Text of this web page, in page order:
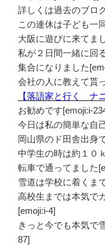
詳しくは過去のブロ
この連休は子ども一
大阪に遊びに来てま
私が２日間一緒に回
集合になりました
会社の人に教えて貰
【落語家と行く ナ
お勧めです[emoji:i-
今日は私の簡単な自
岡山県のド田舎出身で
中学生の時は約１０
転車で通ってました
雪道は学校に着くま
高校生までは本気で
[emoji:i-4]
きっと今でも本気で
87]